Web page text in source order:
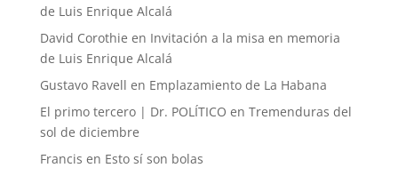
de Luis Enrique Alcalá
David Corothie en Invitación a la misa en memoria
de Luis Enrique Alcalá
Gustavo Ravell en Emplazamiento de La Habana
El primo tercero | Dr. POLÍTICO en Tremenduras del
sol de diciembre
Francis en Esto sí son bolas